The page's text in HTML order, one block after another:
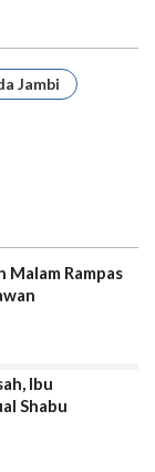
Jambi
Rampas
Ibu
Shabu